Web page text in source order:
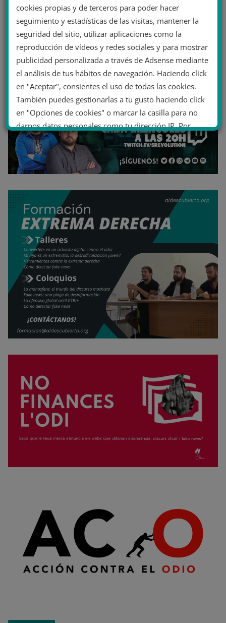
cookies propias y de terceros para poder hacer
seguimiento y estadísticas de las visitas, mantener la
seguridad del sitio, utilizar aplicaciones como la
reproducción de vídeos y redes sociales y para mostrar
publicidad personalizada a través de Adsense mediante
el análisis de tus hábitos de navegación. Haciendo click
en "Aceptar", consientes el uso de todas las cookies.
También puedes gestionarlas a tu gusto haciendo click
en "Opciones de cookies" o marcar la casilla para no
darnos datos personales como tu dirección IP. Por
último, puedes leer nuestra Política de cookies.
No dar mi información personal
Opciones de cookies Aceptar cookies
Rechazar cookies Política de cookies